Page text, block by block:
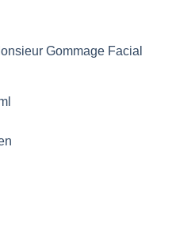
Gommage Facial